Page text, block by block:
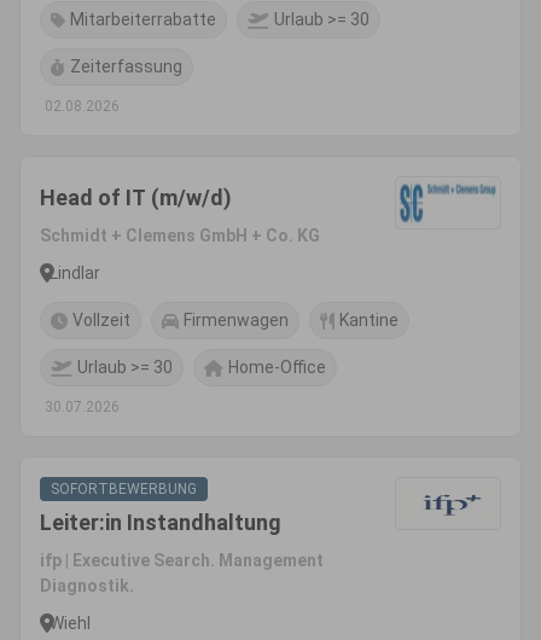
Mitarbeiterrabatte Urlaub >= 30
Zeiterfassung
02.08.2026
Head of IT (m/w/d)
Schmidt + Clemens GmbH + Co. KG
Lindlar
Vollzeit Firmenwagen Kantine
Urlaub >= 30 Home-Office
30.07.2026
SOFORTBEWERBUNG
Leiter:in Instandhaltung
ifp | Executive Search. Management
Diagnostik.
Wiehl